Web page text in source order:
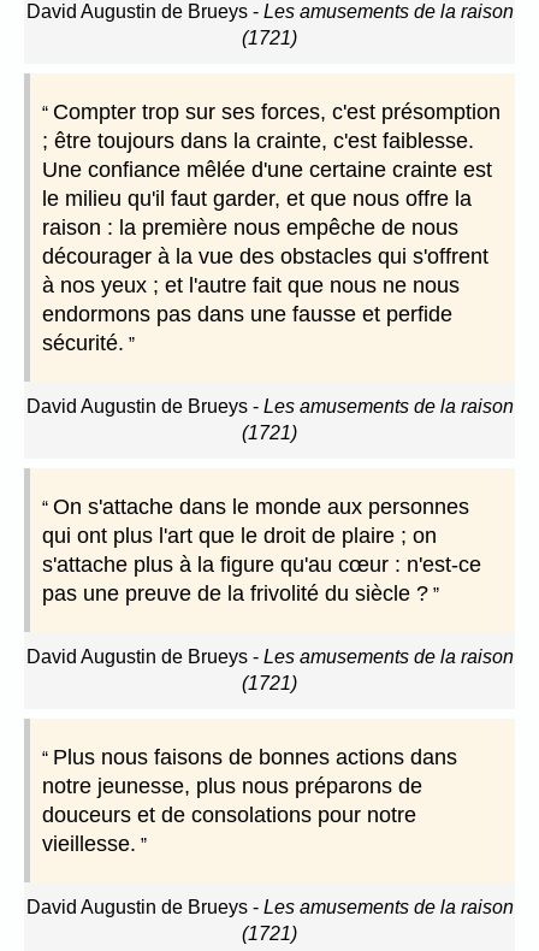
David Augustin de Brueys- Les amusements de la raison
(1721)
Compter trop sur ses forces, c'est présomption
; être toujours dans la crainte, c'est faiblesse.
Une confiance mêlée d'une certaine crainte est
le milieu qu'il faut garder, et que nous offre la
raison : la première nous empêche de nous
décourager à la vue des obstacles qui s'offrent
à nos yeux ; et l'autre fait que nous ne nous
endormons pas dans une fausse et perfide
sécurité.
David Augustin de Brueys- Les amusements de la raison
(1721)
On s'attache dans le monde aux personnes
qui ont plus l'art que le droit de plaire ; on
s'attache plus à la figure qu'au cœur : n'est-ce
pas une preuve de la frivolité du siècle ?
David Augustin de Brueys- Les amusements de la raison
(1721)
Plus nous faisons de bonnes actions dans
notre jeunesse, plus nous préparons de
douceurs et de consolations pour notre
vieillesse.
David Augustin de Brueys- Les amusements de la raison
(1721)